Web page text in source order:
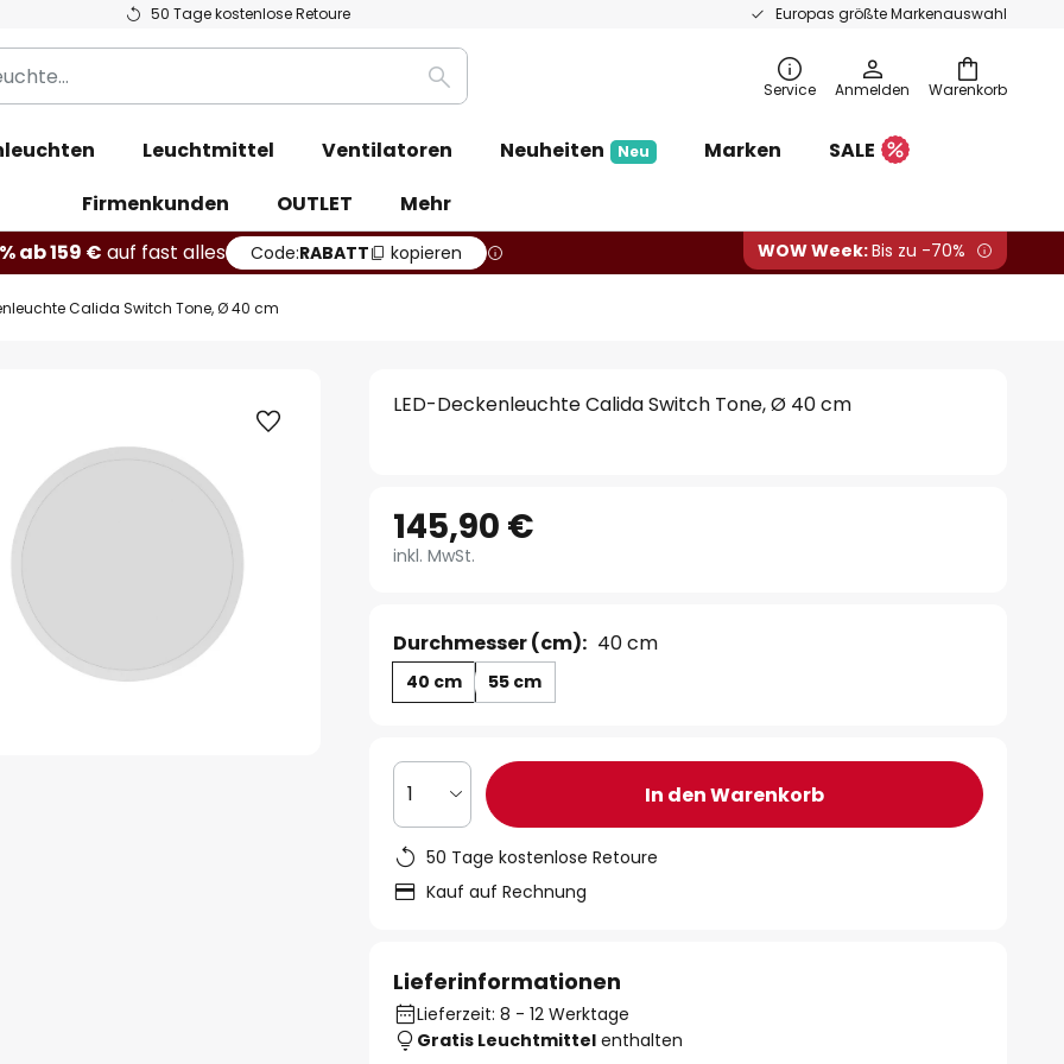
50 Tage kostenlose Retoure Europas größte Markenauswahl
Warenkorb
Suche Service Anmelden
Leuchtmittel Ventilatoren Neuheiten Neu Marken
SALE
Firmenkunden
OUTLET
Mehr
ab 159 € auf fast alles Code:RABATT kopieren WOW Week:Bis zu -70%
Calida Switch Tone, Ø 40 cm
LED-Deckenleuchte Calida Switch Tone, Ø 40 cm
145,90 €
inkl. MwSt.
Durchmesser (cm): 40 cm
40 cm 55 cm
1 In den Warenkorb
50 Tage kostenlose Retoure
Kauf auf Rechnung
Lieferinformationen
Lieferzeit: 8 - 12 Werktage
Gratis Leuchtmittel enthalten